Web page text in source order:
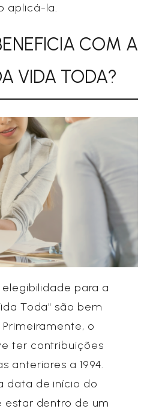
aplicá-la.
COM A
VIDA TODA?
para a
Toda" são bem
o
ter contribuições
anteriores a 1994.
data de início do
estar dentro de um